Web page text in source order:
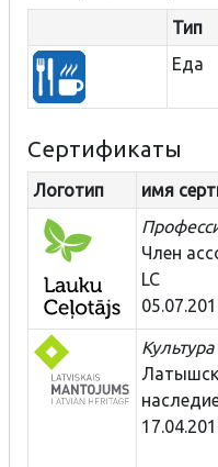
Тип
Еда
Сертификаты
Логотип имя
Член
LC